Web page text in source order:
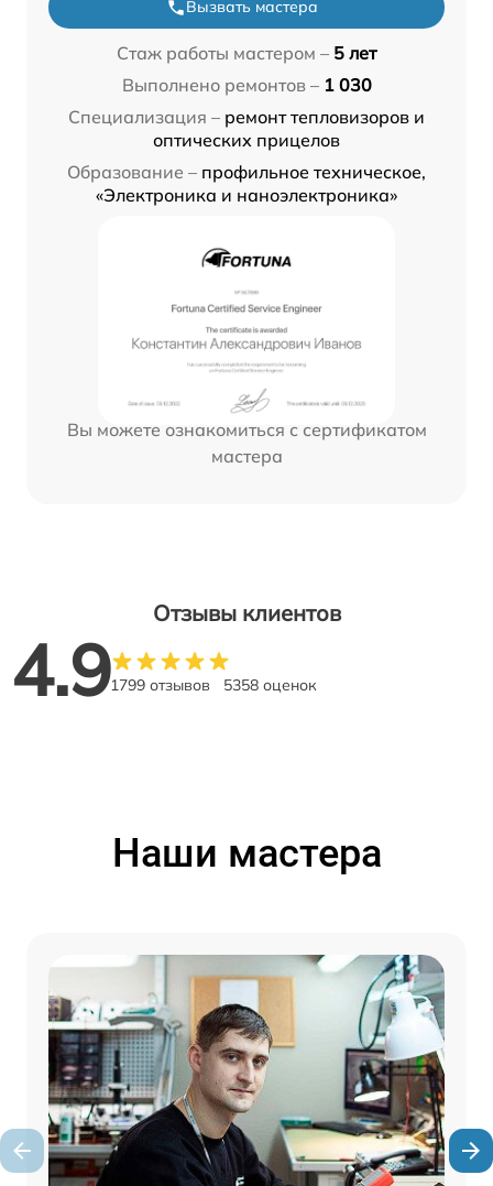
Вызвать мастера
Стаж работы мастером – 5 лет
Выполнено ремонтов – 1 030
Специализация – ремонт тепловизоров и
оптических прицелов
Образование – профильное техническое,
«Электроника и наноэлектроника»
Вы можете ознакомиться с сертификатом
мастера
Отзывы клиентов
4.91799 отзывов 5358 оценок
Наши мастера